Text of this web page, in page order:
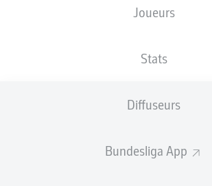
Joueurs
Stats
Diffuseurs
Bundesliga App